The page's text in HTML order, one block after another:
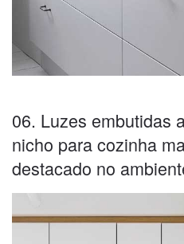
06. Luzes embutidas
nicho para cozinha
destacado no